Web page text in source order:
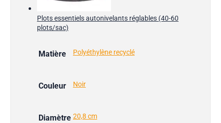
Plots essentiels autonivelants réglables (40-60
plots/sac)
Matière Polyéthylène recyclé
Couleur Noir
Diamètre 20,8 cm